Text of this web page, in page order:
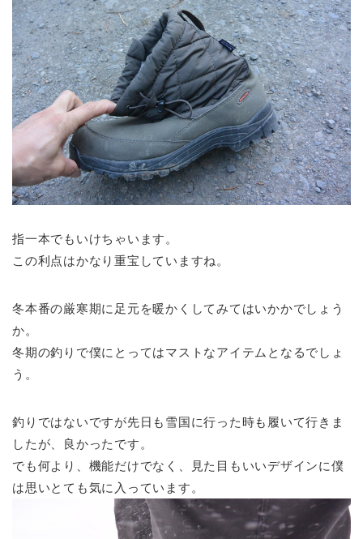
指一本でもいけちゃいます。
この利点はかなり重宝していますね。
冬本番の厳寒期に足元を暖かくしてみてはいかかでしょう
か。
冬期の釣りで僕にとってはマストなアイテムとなるでしょ
う。
釣りではないですが先日も雪国に行った時も履いて行きま
したが、良かったです。
でも何より、機能だけでなく、見た目もいいデザインに僕
は思いとても気に入っています。